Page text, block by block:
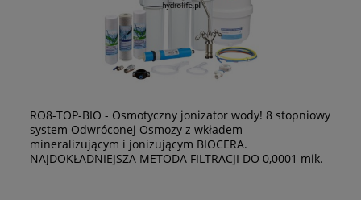
RO8-TOP-BIO - Osmotyczny jonizator wody! 8 stopniowy
system Odwróconej Osmozy z wkładem
mineralizującym i jonizującym BIOCERA.
NAJDOKŁADNIEJSZA METODA FILTRACJI DO 0,0001 mik.